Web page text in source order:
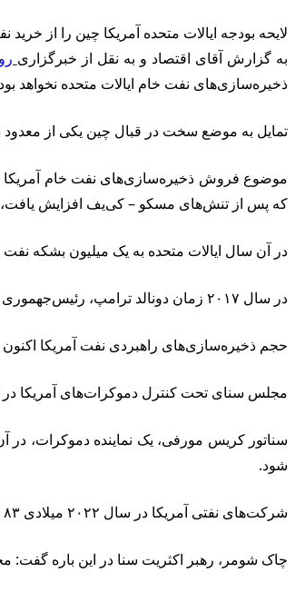
لایحه بودجه ایالات متحده آمریکا چین را از
به گزارش آقای اقتصاد و به نقل از خبرگزاری
ذخیره‌سازی‌های نفت خام ایالات متحده نخواهد
تمایل به موضع سخت در قبال چین یکی از معدود
که پس از تنش‌های مسکو – کی‌یف افزایش یافت،
در آن سال ایالات متحده به یک میلیون بشکه
در سال ۲۰۱۷ زمان دونالد ترامپ، رئیس‌جهموری پیشین آمریکا، مقداری نفت از ذخیره‌سازی‌های راهبردی به پتروچاینا اینترنشنال، یکی از شرکت‌های تابع شرکت نفت دولتی پتروچاینا، فروخته شد.
حجم ذخیره‌سازی‌های راهبردی نفت آمریکا اکنون به بیش از ۳۶۰ میلیون بشکه رسیده، اما به‌دلیل فروش در سال ۲۰۲۲ میلادی به پایین‌ترین حد خود
مجلس سنای تحت کنترل دموکرات‌های آمریکا در ژوئیه گذشته لایحه‌ای را با ۸۵ موافق در مقابل ۱۴ مخالف تصویب کرد
سناتور کریس مورفی، یک نماینده دموکرات، در
شود.
شرکت‌های نفتی آمریکا در سال ۲۰۲۲ میلادی ۸۳ میلیون بشکه نفت از ذخیره‌سازی‌ها به چین فروختند.
چاک شومر، رهبر اکثریت سنا در این باره گفت: